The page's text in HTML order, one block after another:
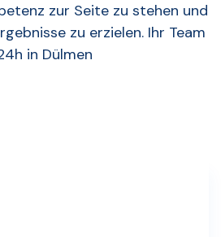
zur Seite zu stehen und
zu erzielen. Ihr Team
in Dülmen